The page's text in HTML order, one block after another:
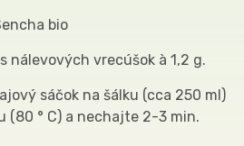
bio
nálevových vrecúšok à 1,2 g.
sáčok na šálku (cca 250 ml)
(80 ° C) a nechajte 2-3 min.